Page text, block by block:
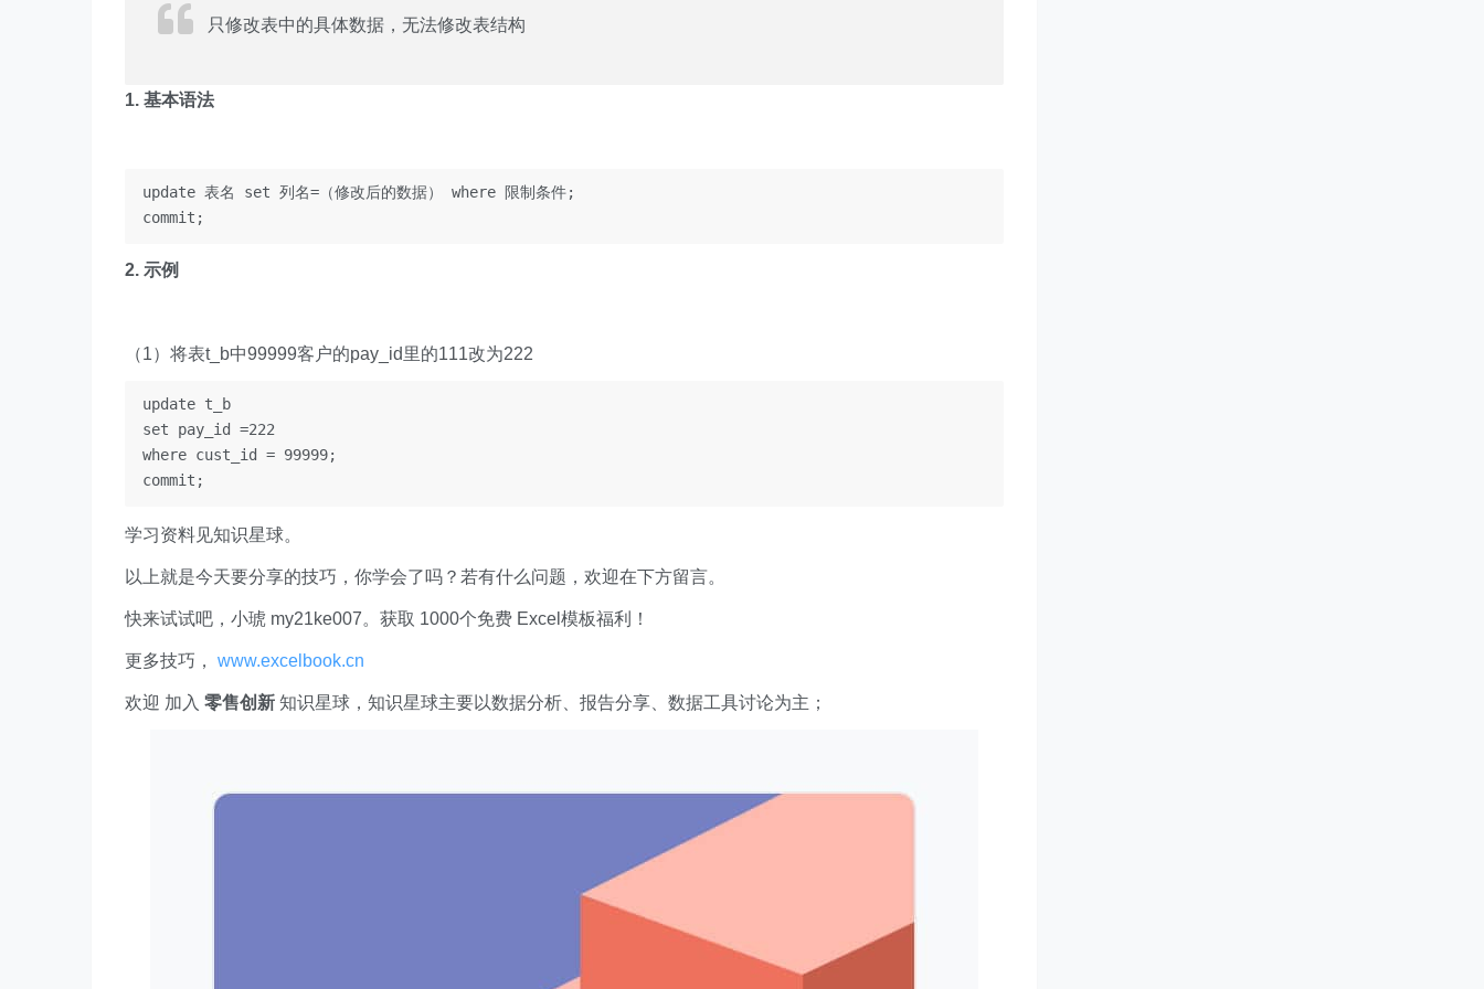
只修改表中的具体数据，无法修改表结构
1. 基本语法
update 表名 set 列名=（修改后的数据） where 限制条件;
2. 示例
（1）将表t_b中99999客户的pay_id里的111改为222
update t_b
set pay_id =222
where cust_id = 99999;
学习资料见知识星球。
以上就是今天要分享的技巧，你学会了吗？若有什么问题，欢迎在下方留言。
快来试试吧，小琥 my21ke007。获取 1000个免费 Excel模板福利​​​​！
更多技巧， www.excelbook.cn
欢迎 加入 零售创新 知识星球，知识星球主要以数据分析、报告分享、数据工具讨论为主；